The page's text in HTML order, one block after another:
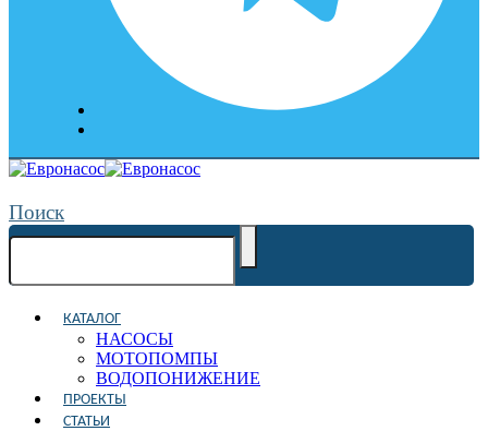
Поиск
КАТАЛОГ
НАСОСЫ
МОТОПОМПЫ
ВОДОПОНИЖЕНИЕ
ПРОЕКТЫ
СТАТЬИ